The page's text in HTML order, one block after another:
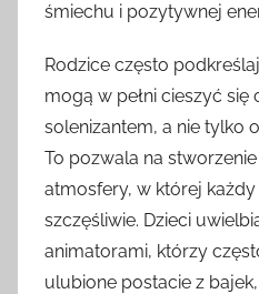
śmiechu i pozytywnej
Rodzice często
mogą w pełni cieszyć się
solenizantem, a nie tylko
To pozwala na
atmosfery, w której
szczęśliwie. Dzieci
animatorami, którzy
ulubione postacie z